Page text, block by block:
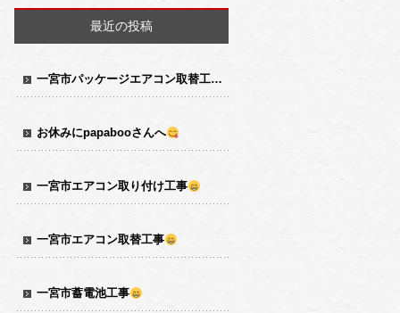
最近の投稿
一宮市パッケージエアコン取替工事
お休みにpapabooさんへ
一宮市エアコン取り付け工事
一宮市エアコン取替工事
一宮市蓄電池工事